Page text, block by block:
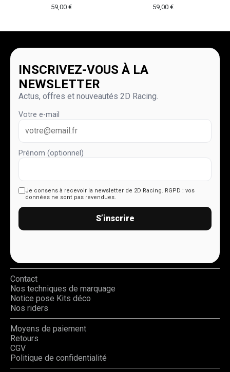
59,00 € 59,00 €
INSCRIVEZ-VOUS À LA
NEWSLETTER
Actus, offres et nouveautés 2D Racing.
Votre e-mail
Prénom (optionnel)
Je consens à recevoir la newsletter de 2D Racing. RGPD : vos
données ne sont pas revendues.
S’inscrire
Contact
Nos techniques de marquage
Notice pose Kits déco
Nos riders
Moyens de paiement
Retours
CGV
Politique de confidentialité